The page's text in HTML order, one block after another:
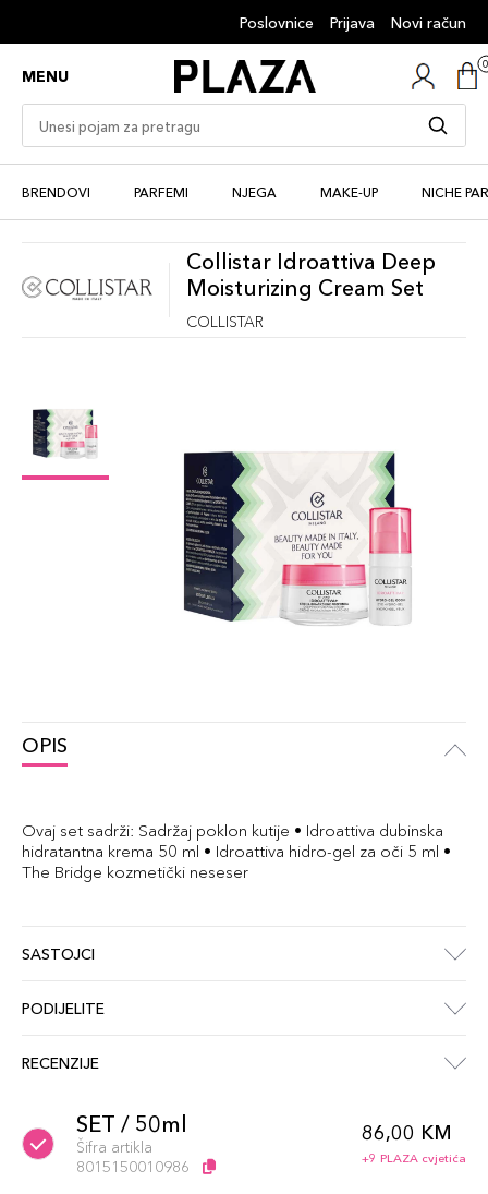
Poslovnice Prijava Novi račun
MENU
BRENDOVI PARFEMI NJEGA MAKE-UP NICHE
Collistar Idroattiva Deep
Moisturizing Cream Set
COLLISTAR
OPIS
Ovaj set sadrži: Sadržaj poklon kutije • Idroattiva dubinska
hidratantna krema 50 ml • Idroattiva hidro-gel za oči 5 ml •
The Bridge kozmetički neseser
SASTOJCI
PODIJELITE
RECENZIJE
SET / 50ml
Šifra artikla
8015150010986
86,00 KM
+9 PLAZA cvjetića